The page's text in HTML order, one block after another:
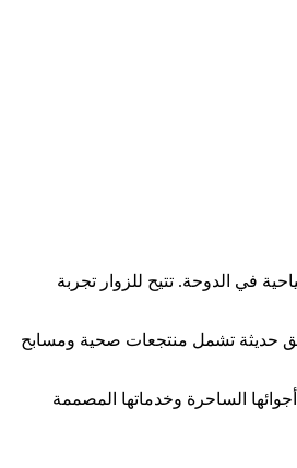
في الدوحة. تتيح للزوار تجربة
حديثة تشمل منتجعات صحية ومسابح
الساحرة وخدماتها المصممة